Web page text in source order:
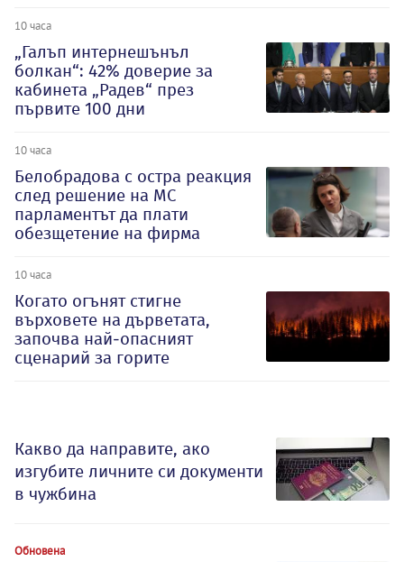
10 часа
„Галъп интернешънъл
болкан“: 42% доверие за
кабинета „Радев“ през
първите 100 дни
10 часа
Белобрадова с остра реакция
след решение на МС
парламентът да плати
обезщетение на фирма
10 часа
Когато огънят стигне
върховете на дърветата,
започва най-опасният
сценарий за горите
Какво да направите, ако
изгубите личните си документи
в чужбина
Обновена